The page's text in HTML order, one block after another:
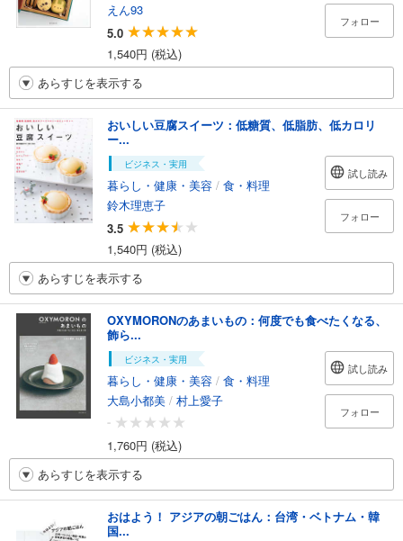
えん93
5.0
1,540円 (税込)
フォロー
あらすじを表示する
おいしい豆腐スイーツ：低糖質、低脂肪、低カロリ
ー...
ビジネス・実用
暮らし・健康・美容 / 食・料理
鈴木理恵子
3.5
1,540円 (税込)
試し読み
フォロー
あらすじを表示する
OXYMORONのあまいもの：何度でも食べたくなる、
飾ら...
ビジネス・実用
暮らし・健康・美容 / 食・料理
大島小都美 / 村上愛子
-
1,760円 (税込)
試し読み
フォロー
あらすじを表示する
おはよう！ アジアの朝ごはん：台湾・ベトナム・韓
国...